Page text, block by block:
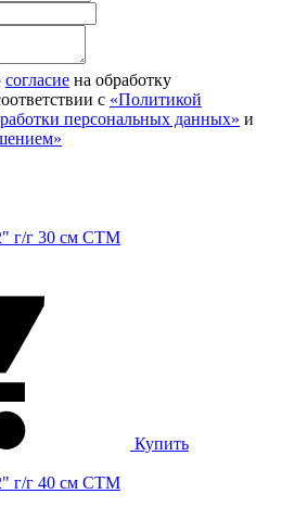
согласие на обработку
с «Политикой
персональных данных» и
г/г 30 cм CTM
Купить
г/г 40 cм CTM